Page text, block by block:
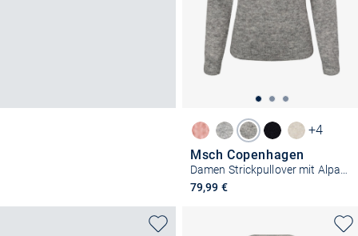
+4
Msch Copenhagen
79,99 €